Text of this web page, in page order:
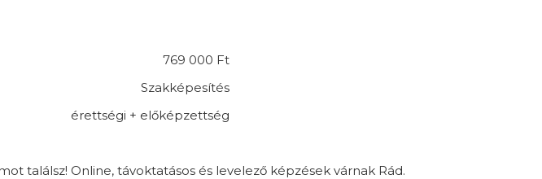
769 000 Ft
Szakképesítés
érettségi + előképzettség
találsz! Online, távoktatásos és levelező képzések várnak Rád.